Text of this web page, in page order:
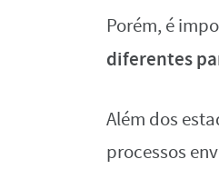
Porém, é
diferentes
Além dos
processos